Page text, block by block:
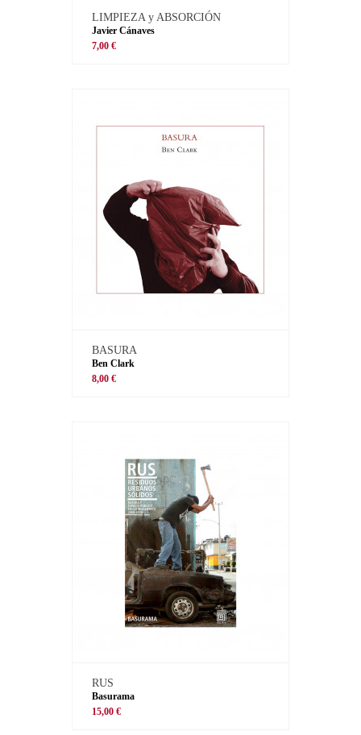
LIMPIEZA y ABSORCIÓN
Javier Cánaves
7,00 €
BASURA
Ben Clark
8,00 €
RUS
Basurama
15,00 €